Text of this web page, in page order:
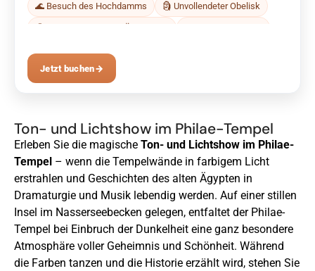
🌊 Besuch des Hochdamms 🗿 Unvollendeter Obelisk
Jetzt buchen→
Ton- und Lichtshow im Philae-Tempel
Erleben Sie die magische Ton- und Lichtshow im Philae-
Tempel – wenn die Tempelwände in farbigem Licht
erstrahlen und Geschichten des alten Ägypten in
Dramaturgie und Musik lebendig werden. Auf einer stillen
Insel im Nasserseebecken gelegen, entfaltet der Philae-
Tempel bei Einbruch der Dunkelheit eine ganz besondere
Atmosphäre voller Geheimnis und Schönheit. Während
die Farben tanzen und die Historie erzählt wird, stehen Sie